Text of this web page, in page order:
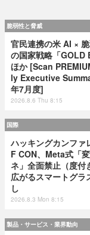
脆弱性と脅威
官民連携の米 AI ×
の国家戦略「GOLD
ほか [Scan
ly Executive
年7月度]
2026.8.6 Thu 8:15
国際
ハッキングカンファ
F CON、Meta式「
ネ」全面禁止（度付
広がるスマートグラ
し
2026.8.3 Mon 8:15
製品・サービス・業界動向